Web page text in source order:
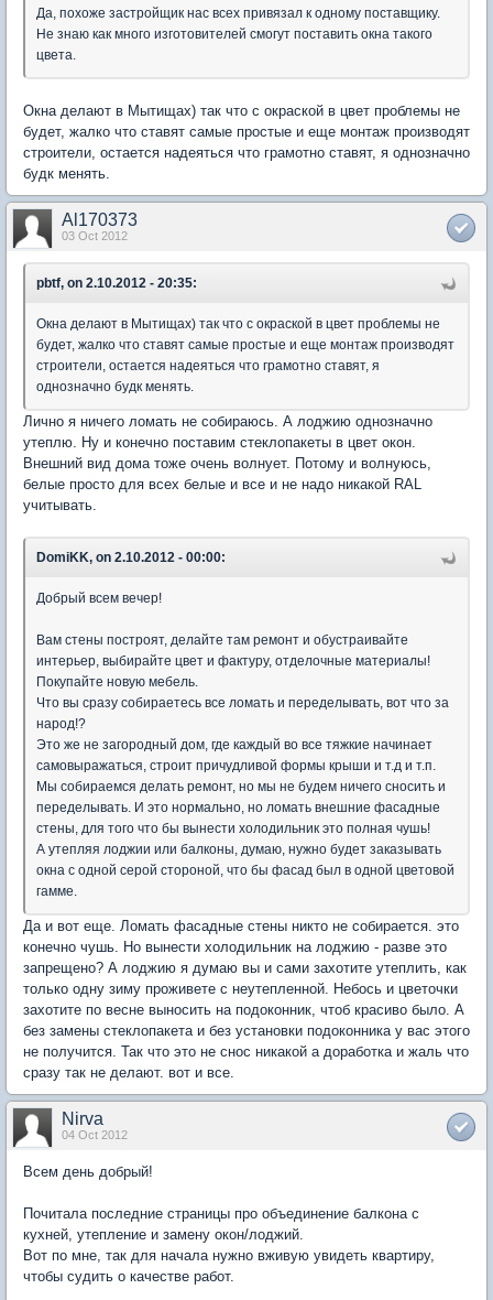
Да, похоже застройщик нас всех привязал к одному поставщику.
Не знаю как много изготовителей смогут поставить окна такого
цвета.
Окна делают в Мытищах) так что с окраской в цвет проблемы не
будет, жалко что ставят самые простые и еще монтаж производят
строители, остается надеяться что грамотно ставят, я однозначно
будк менять.
Al170373
03 Oct 2012
pbtf, on 2.10.2012 - 20:35:
Окна делают в Мытищах) так что с окраской в цвет проблемы не
будет, жалко что ставят самые простые и еще монтаж производят
строители, остается надеяться что грамотно ставят, я
однозначно будк менять.
Лично я ничего ломать не собираюсь. А лоджию однозначно
утеплю. Ну и конечно поставим стеклопакеты в цвет окон.
Внешний вид дома тоже очень волнует. Потому и волнуюсь,
белые просто для всех белые и все и не надо никакой RAL
учитывать.
DomiKK, on 2.10.2012 - 00:00:
Добрый всем вечер!
Вам стены построят, делайте там ремонт и обустраивайте
интерьер, выбирайте цвет и фактуру, отделочные материалы!
Покупайте новую мебель.
Что вы сразу собираетесь все ломать и переделывать, вот что за
народ!?
Это же не загородный дом, где каждый во все тяжкие начинает
самовыражаться, строит причудливой формы крыши и т.д и т.п.
Мы собираемся делать ремонт, но мы не будем ничего сносить и
переделывать. И это нормально, но ломать внешние фасадные
стены, для того что бы вынести холодильник это полная чушь!
А утепляя лоджии или балконы, думаю, нужно будет заказывать
окна с одной серой стороной, что бы фасад был в одной цветовой
гамме.
Да и вот еще. Ломать фасадные стены никто не собирается. это
конечно чушь. Но вынести холодильник на лоджию - разве это
запрещено? А лоджию я думаю вы и сами захотите утеплить, как
только одну зиму проживете с неутепленной. Небось и цветочки
захотите по весне выносить на подоконник, чтоб красиво было. А
без замены стеклопакета и без установки подоконника у вас этого
не получится. Так что это не снос никакой а доработка и жаль что
сразу так не делают. вот и все.
Nirva
04 Oct 2012
Всем день добрый!
Почитала последние страницы про объединение балкона с
кухней, утепление и замену окон/лоджий.
Вот по мне, так для начала нужно вживую увидеть квартиру,
чтобы судить о качестве работ.